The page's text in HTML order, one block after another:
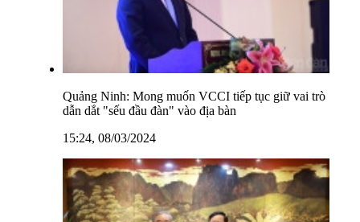
Quảng Ninh: Mong muốn VCCI tiếp tục giữ vai trò
dẫn dắt "sếu đầu đàn" vào địa bàn
15:24, 08/03/2024